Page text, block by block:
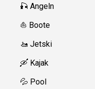
🎣 Angeln
⛵️ Boote
🚤 Jetski
🛶 Kajak
💦 Pool